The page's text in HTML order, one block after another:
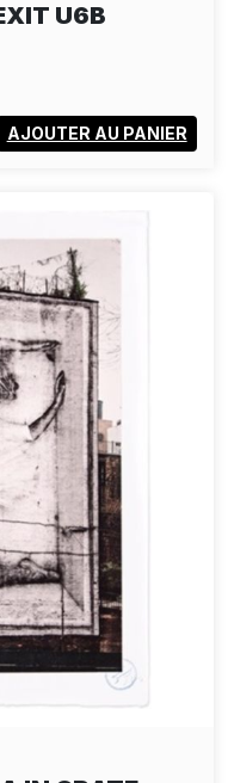
U6B
AJOUTER AU PANIER